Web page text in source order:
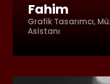
Fahim
Grafik Tasarımcı,
Asistanı